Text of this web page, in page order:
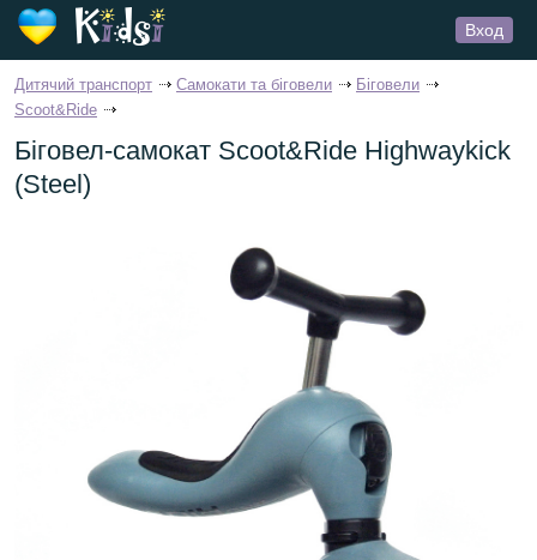
Вход
Дитячий транспорт Самокати та біговели
Біговели
Scoot&Ride
Біговел-самокат Scoot&Ride Highwaykick
(Steel)